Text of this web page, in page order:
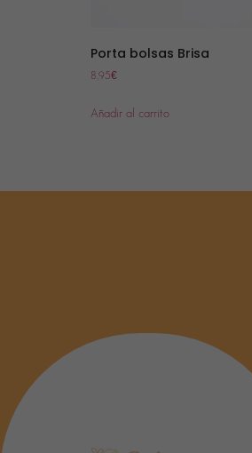
Porta bolsas Brisa
8,95€
Añadir al carrito